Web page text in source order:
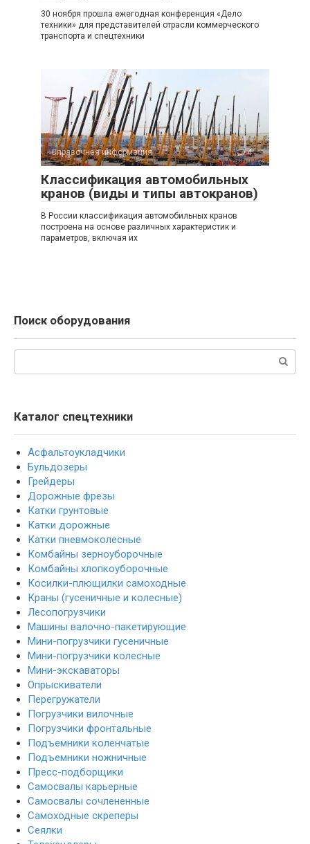
30 ноября прошла ежегодная конференция «Дело
техники» для представителей отрасли коммерческого
транспорта и спецтехники
Справочная информация 4
Классификация автомобильных
кранов (виды и типы автокранов)
В России классификация автомобильных кранов
построена на основе различных характеристик и
параметров, включая их
Поиск оборудования
Каталог спецтехники
Асфальтоукладчики
Бульдозеры
Грейдеры
Дорожные фрезы
Катки грунтовые
Катки дорожные
Катки пневмоколесные
Комбайны зерноуборочные
Комбайны хлопкоуборочные
Косилки-плющилки самоходные
Краны (гусеничные и колесные)
Лесопогрузчики
Машины валочно-пакетирующие
Мини-погрузчики гусеничные
Мини-погрузчики колесные
Мини-экскаваторы
Опрыскиватели
Перегружатели
Погрузчики вилочные
Погрузчики фронтальные
Подъемники коленчатые
Подъемники ножничные
Пресс-подборщики
Самосвалы карьерные
Самосвалы сочлененные
Самоходные скреперы
Сеялки